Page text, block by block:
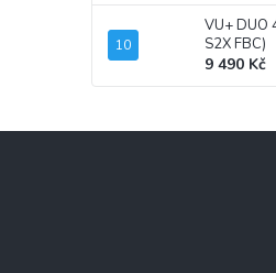
VU+ DUO
S2X FBC)
9 490 Kč